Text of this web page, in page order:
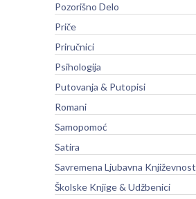
Pozorišno Delo
Priče
Priručnici
Psihologija
Putovanja & Putopisi
Romani
Samopomoć
Satira
Savremena Ljubavna Književnost
Školske Knjige & Udžbenici